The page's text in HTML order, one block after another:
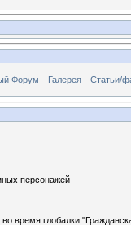
Форум Галерея Статьи/
персонажей
время глобалки